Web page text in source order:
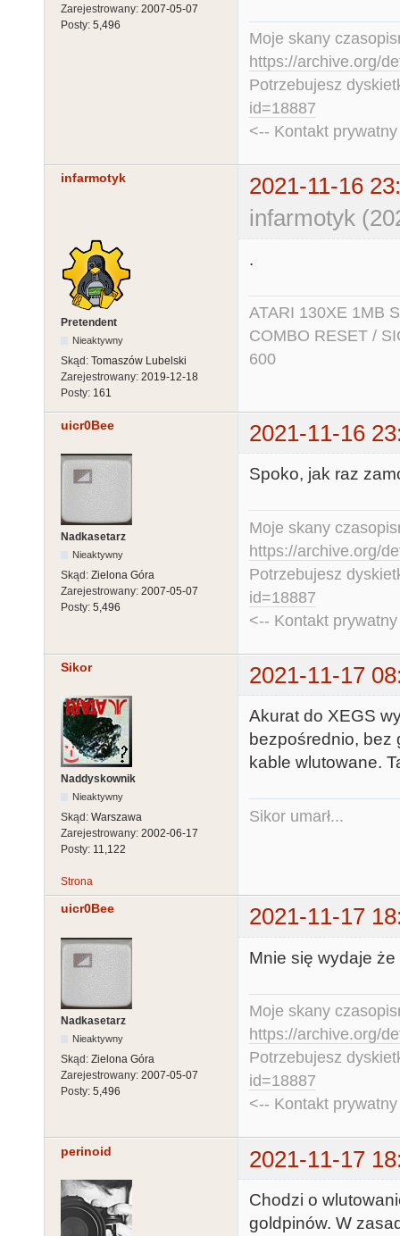
Zarejestrowany: 2007-05-07
Posty: 5,496
Moje skany
https://archive.org/
Potrzebujesz
id=18887
<-- Kontakt
infarmotyk
2021-11-16
infarmotyk
Pretendent
Nieaktywny
Skąd: Tomaszów Lubelski
Zarejestrowany: 2019-12-18
Posty: 161
.
ATARI 130XE 1MB
COMBO RESET /
600
uicr0Bee 2021-11-16
Nadkasetarz
Nieaktywny
Skąd: Zielona Góra
Zarejestrowany: 2007-05-07
Posty: 5,496
Spoko, jak raz
Moje skany
https://archive.org/
Potrzebujesz
id=18887
<-- Kontakt
Sikor 2021-11-17
Naddyskownik
Nieaktywny
Skąd: Warszawa
Zarejestrowany: 2002-06-17
Posty: 11,122
Akurat do XEGS
bezpośrednio,
kable wlutowane.
Sikor umarł...
Strona
uicr0Bee 2021-11-17
Nadkasetarz
Nieaktywny
Skąd: Zielona Góra
Zarejestrowany: 2007-05-07
Posty: 5,496
Mnie się wydaje
Moje skany
https://archive.org/
Potrzebujesz
id=18887
<-- Kontakt
perinoid 2021-11-17
Chodzi o
goldpinów. W